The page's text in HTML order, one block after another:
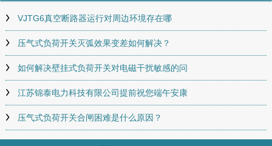
VJTG6真空断路器运行对周边环境存在哪
压气式负荷开关灭弧效果变差如何解决？
如何解决壁挂式负荷开关对电磁干扰敏感的问
江苏锦泰电力科技有限公司提前祝您端午安康
压气式负荷开关合闸困难是什么原因？